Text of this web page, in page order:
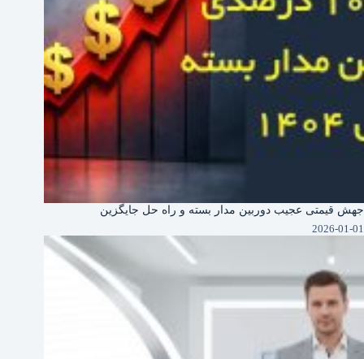
جهش قیمتی عجیب دوربین‌ مدار بسته و راه حل جایگزین
2026-01-01